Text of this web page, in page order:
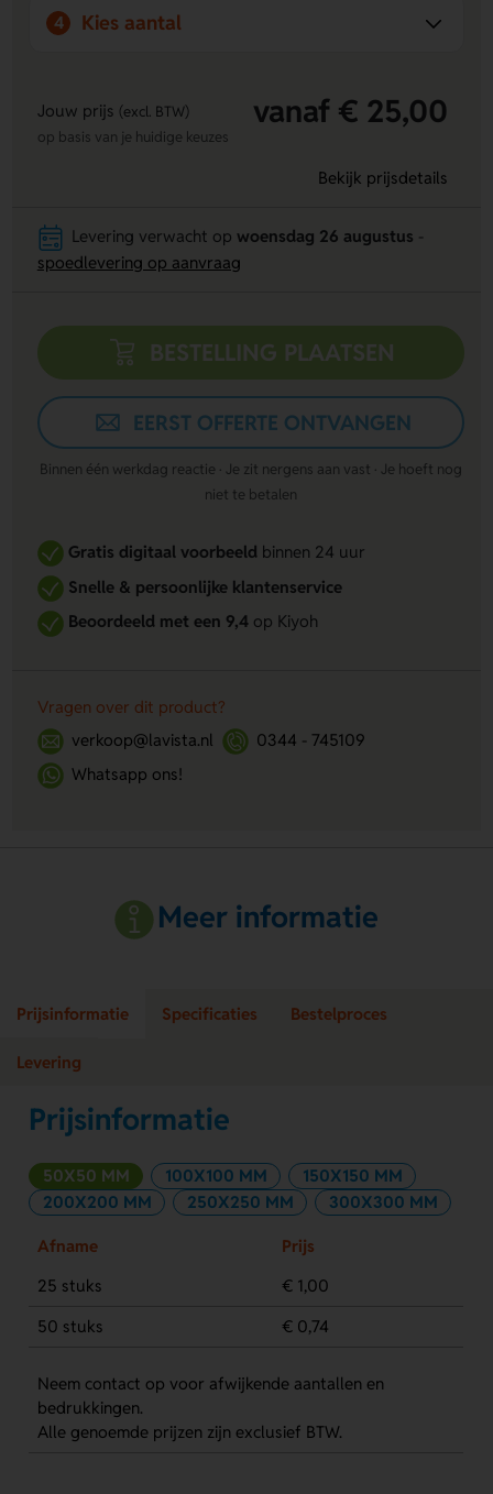
4 Kies aantal
Jouw prijs (excl. BTW) vanaf € 25,00
op basis van je huidige keuzes
Bekijk prijsdetails
Levering verwacht op woensdag 26 augustus
spoedlevering op aanvraag
BESTELLING PLAATSEN
EERST OFFERTE ONTVANGEN
Binnen één werkdag reactie · Je zit nergens aan vast · Je hoeft nog
niet te betalen
Gratis digitaal voorbeeldbinnen 24 uur
Snelle & persoonlijke klantenservice
Beoordeeld met een 9,4op Kiyoh
Vragen over dit product?
verkoop@lavista.nl
0344 - 745109
Whatsapp ons!
Meer informatie
Prijsinformatie Specificaties Bestelproces
Levering
Prijsinformatie
50X50 MM 100X100 MM
150X150 MM
200X200 MM
250X250 MM 300X300 MM
Afname
Prijs
25 stuks
€ 1,00
50 stuks
€ 0,74
Neem contact op voor afwijkende aantallen en
bedrukkingen.
Alle genoemde prijzen zijn exclusief BTW.